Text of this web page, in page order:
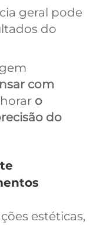
geral pode
do
com
o
do
estéticas,